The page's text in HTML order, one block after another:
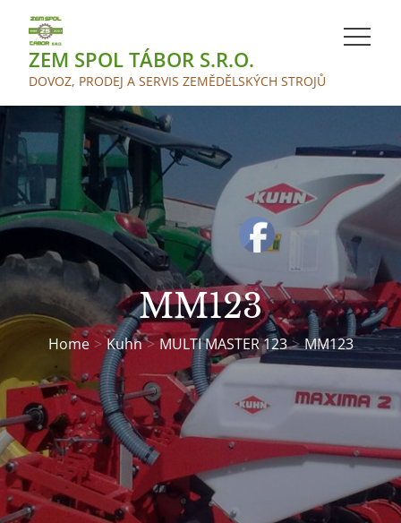
contentZEM SPOL TÁBOR S.R.O.
DOVOZ, PRODEJ A SERVIS ZEMĚDĚLSKÝCH STROJŮ
MM123
Home Kuhn MULTI MASTER 123 MM123